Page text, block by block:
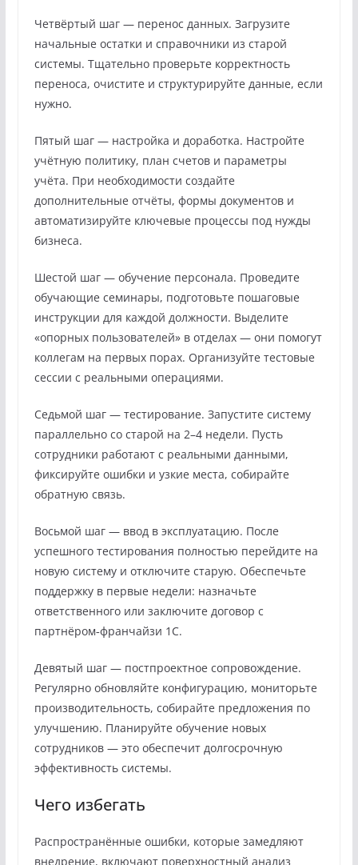
Четвёртый шаг — перенос данных. Загрузите
начальные остатки и справочники из старой
системы. Тщательно проверьте корректность
переноса, очистите и структурируйте данные, если
нужно.
Пятый шаг — настройка и доработка. Настройте
учётную политику, план счетов и параметры
учёта. При необходимости создайте
дополнительные отчёты, формы документов и
автоматизируйте ключевые процессы под нужды
бизнеса.
Шестой шаг — обучение персонала. Проведите
обучающие семинары, подготовьте пошаговые
инструкции для каждой должности. Выделите
«опорных пользователей» в отделах — они помогут
коллегам на первых порах. Организуйте тестовые
сессии с реальными операциями.
Седьмой шаг — тестирование. Запустите систему
параллельно со старой на 2–4 недели. Пусть
сотрудники работают с реальными данными,
фиксируйте ошибки и узкие места, собирайте
обратную связь.
Восьмой шаг — ввод в эксплуатацию. После
успешного тестирования полностью перейдите на
новую систему и отключите старую. Обеспечьте
поддержку в первые недели: назначьте
ответственного или заключите договор с
партнёром‑франчайзи 1С.
Девятый шаг — постпроектное сопровождение.
Регулярно обновляйте конфигурацию, мониторьте
производительность, собирайте предложения по
улучшению. Планируйте обучение новых
сотрудников — это обеспечит долгосрочную
эффективность системы.
Чего избегать
Распространённые ошибки, которые замедляют
внедрение, включают поверхностный анализ